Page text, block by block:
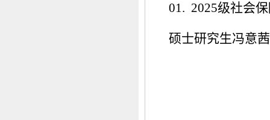
01. 2025级社会
硕士研究生冯意茜